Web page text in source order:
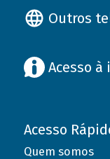
Outros
Acesso
Acesso
Quem somos